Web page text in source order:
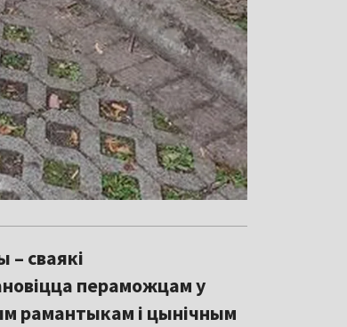
– сваякі
пераможцам у
рамантыкам і цынічным